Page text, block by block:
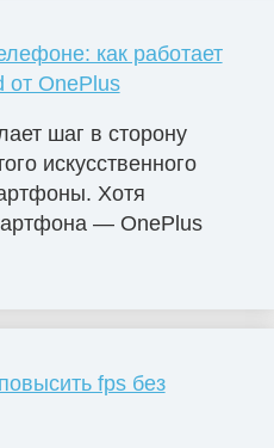
как работает
OnePlus
шаг в сторону
искусственного
Хотя
— OnePlus
fps без